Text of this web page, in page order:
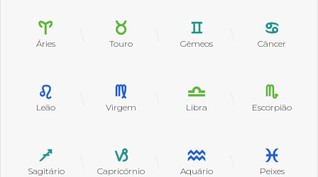
Áries Touro Gêmeos Câncer
Leão Virgem Libra Escorpião
Sagitário Capricórnio Aquário Peixes